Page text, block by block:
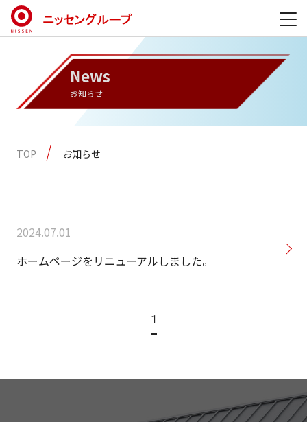
News
お知らせ
TOP お知らせ
2024.07.01
ホームページをリニューアルしました。
1